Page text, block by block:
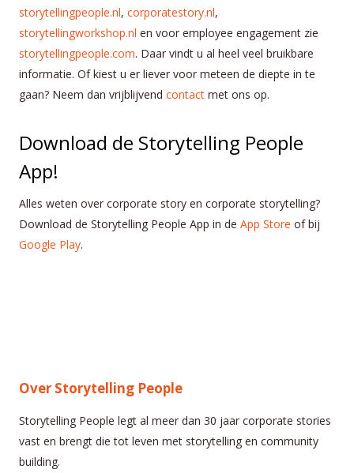
storytellingpeople.nl, corporatestory.nl,
storytellingworkshop.nl en voor employee engagement zie
storytellingpeople.com. Daar vindt u al heel veel bruikbare
informatie. Of kiest u er liever voor meteen de diepte in te
gaan? Neem dan vrijblijvend contactmet ons op.
Download de Storytelling People
App!
Alles weten over corporate story en corporate storytelling?
Download de Storytelling People App in de App Store of bij
Google Play.
Over Storytelling People
Storytelling People legt al meer dan 30 jaar corporate stories
vast en brengt die tot leven met storytelling en community
building.